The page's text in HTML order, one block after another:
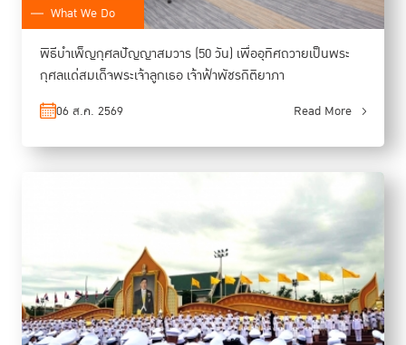
What We Do
พิธีบำเพ็ญกุศลปัญญาสมวาร (50 วัน) เพื่ออุทิศถวายเป็นพระ
กุศลแด่สมเด็จพระเจ้าลูกเธอ เจ้าฟ้าพัชรกิติยาภา
06 ส.ค. 2569 Read More